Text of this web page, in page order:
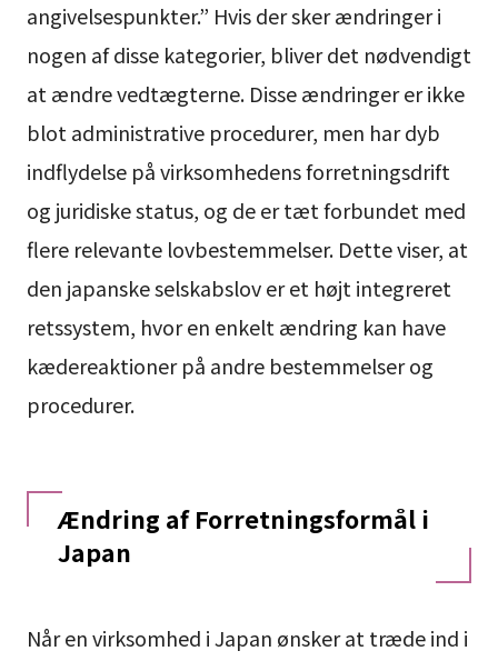
angivelsespunkter.” Hvis der sker ændringer i
nogen af disse kategorier, bliver det nødvendigt
at ændre vedtægterne. Disse ændringer er ikke
blot administrative procedurer, men har dyb
indflydelse på virksomhedens forretningsdrift
og juridiske status, og de er tæt forbundet med
flere relevante lovbestemmelser. Dette viser, at
den japanske selskabslov er et højt integreret
retssystem, hvor en enkelt ændring kan have
kædereaktioner på andre bestemmelser og
procedurer.
Ændring af Forretningsformål i
Japan
Når en virksomhed i Japan ønsker at træde ind i